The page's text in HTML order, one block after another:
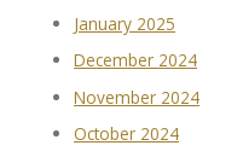
January 2025
December 2024
November 2024
October 2024